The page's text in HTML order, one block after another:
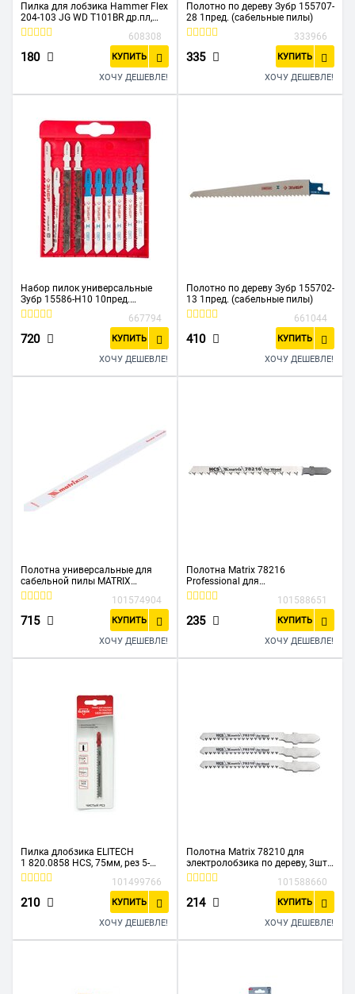
Пилка для лобзика Hammer Flex
204-103 JG WD T101BR др.пл,
74мм, шаг 2.5, обр.зуб, HCS, 2шт.
608308
180 КУПИТЬ
ХОЧУ ДЕШЕВЛЕ!
Полотно по дереву Зубр 155707-
28 1пред. (сабельные пилы)
333966
335 КУПИТЬ
ХОЧУ ДЕШЕВЛЕ!
Набор пилок универсальные
Зубр 15586-H10 10пред.
(лобзики)
667794
720 КУПИТЬ
ХОЧУ ДЕШЕВЛЕ!
Полотно по дереву Зубр 155702-
13 1пред. (сабельные пилы)
661044
410 КУПИТЬ
ХОЧУ ДЕШЕВЛЕ!
Полотна универсальные для
сабельной пилы MATRIX
S1222VF 782003 275/1,8-2,5 мм
101574904
715 КУПИТЬ
ХОЧУ ДЕШЕВЛЕ!
Полотна Matrix 78216
Professional для
электролобзика, 3шт. T301CD,
101588651
235 КУПИТЬ
ХОЧУ ДЕШЕВЛЕ!
Пилка длобзика ELITECH
1 820.0858 HCS, 75мм, рез 5-
30мм, для полиэтилена (РЕ),
полипропилен (РР), чистпропил
(T102D) 1шт
101499766
210 КУПИТЬ
ХОЧУ ДЕШЕВЛЕ!
Полотна Matrix 78210 для
электролобзика по дереву, 3шт
T101AO, 50x1,4мм, фигурный рез
101588660
214 КУПИТЬ
ХОЧУ ДЕШЕВЛЕ!